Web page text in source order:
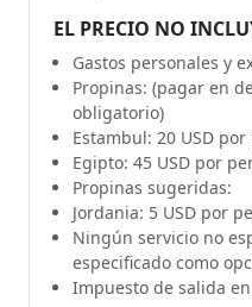
EL PRECIO NO
Gastos personales y
Propinas: (pagar en
obligatorio)
Estambul: 20 USD
Egipto: 45 USD por
Propinas sugeridas:
Jordania: 5 USD por
Ningún servicio no
especificado como
Impuesto de salida